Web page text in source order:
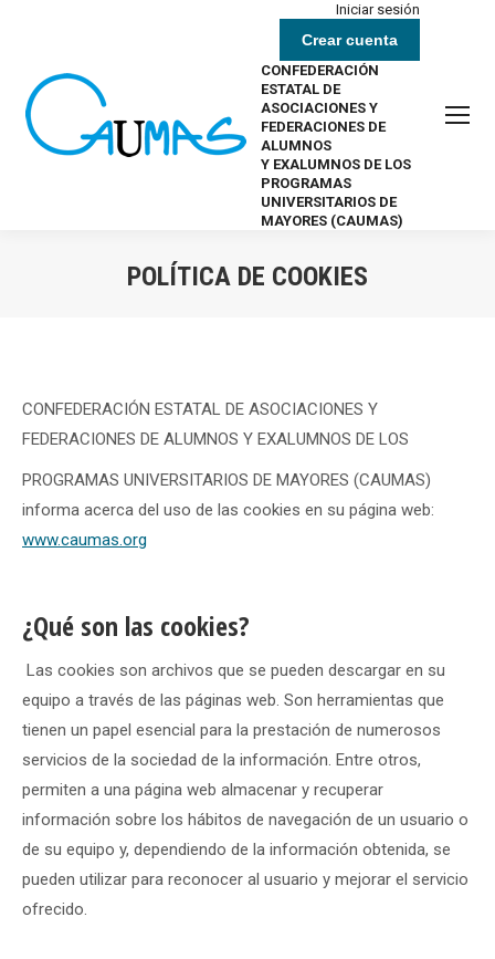
Iniciar sesión
Crear cuenta
CONFEDERACIÓN
ESTATAL DE
ASOCIACIONES Y
FEDERACIONES DE
ALUMNOS
Y EXALUMNOS DE LOS
PROGRAMAS
UNIVERSITARIOS DE
MAYORES (CAUMAS)
POLÍTICA DE COOKIES
CONFEDERACIÓN ESTATAL DE ASOCIACIONES Y
FEDERACIONES DE ALUMNOS Y EXALUMNOS DE LOS
PROGRAMAS UNIVERSITARIOS DE MAYORES (CAUMAS)
informa acerca del uso de las cookies en su página web:
www.caumas.org
¿Qué son las cookies?
Las cookies son archivos que se pueden descargar en su
equipo a través de las páginas web. Son herramientas que
tienen un papel esencial para la prestación de numerosos
servicios de la sociedad de la información. Entre otros,
permiten a una página web almacenar y recuperar
información sobre los hábitos de navegación de un usuario o
de su equipo y, dependiendo de la información obtenida, se
pueden utilizar para reconocer al usuario y mejorar el servicio
ofrecido.